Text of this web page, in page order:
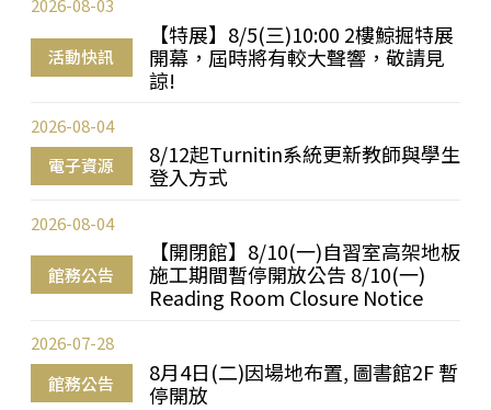
活動快訊
【特展】8/5(三)10:00 2樓鯨掘特展
開幕，屆時將有較大聲響，敬請見
諒!
2026-08-03
電子資源
8/12起Turnitin系統更新教師與學生
登入方式
2026-08-04
館務公告
【開閉館】8/10(一)自習室高架地板
施工期間暫停開放公告 8/10(一)
Reading Room Closure Notice
2026-08-04
館務公告
8月4日(二)因場地布置, 圖書館2F 暫
停開放
2026-07-28